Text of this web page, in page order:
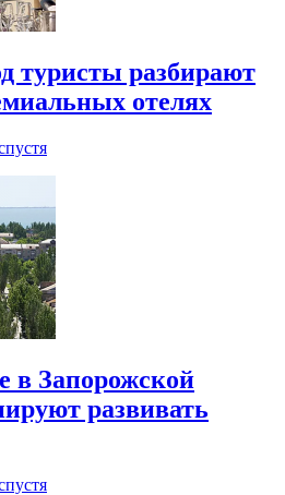
туристы разбирают
отелях
в Запорожской
развивать